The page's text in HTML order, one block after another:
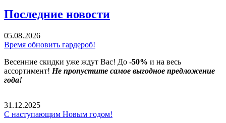
Последние новости
05.08.2026
Время обновить гардероб!
Весенние скидки уже ждут Вас! До -50% и на весь
ассортимент! Не пропустите самое выгодное предложение
года!
31.12.2025
С наступающим Новым годом!